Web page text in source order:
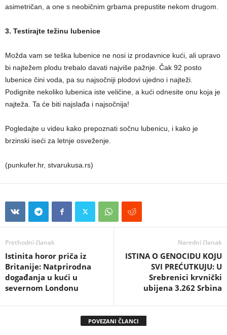
asimetričan, a one s neobičnim grbama prepustite nekom drugom.
3. Testirajte težinu lubenice
Možda vam se teška lubenice ne nosi iz prodavnice kući, ali upravo
bi najtežem plodu trebalo davati najviše pažnje. Čak 92 posto
lubenice čini voda, pa su najsočniji plodovi ujedno i najteži.
Podignite nekoliko lubenica iste veličine, a kući odnesite onu koja je
najteža. Ta će biti najslađa i najsočnija!
Pogledajte u videu kako prepoznati sočnu lubenicu, i kako je
brzinski iseći za letnje osveženje.
(punkufer.hr, stvarukusa.rs)
Prethodni članak
Istinita horor priča iz
Britanije: Natprirodna
događanja u kući u
severnom Londonu
Naredni članak
ISTINA O GENOCIDU KOJU
SVI PREĆUTKUJU: U
Srebrenici krvnički
ubijena 3.262 Srbina
POVEZANI ČLANCI